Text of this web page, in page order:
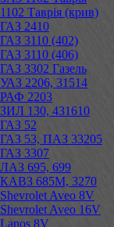
1102 Таврія (крив)
ГАЗ 2410
ГАЗ 3110 (402)
ГАЗ 3110 (406)
ГАЗ 3302 Газель
УАЗ 2206, 31514
РАФ 2203
ЗИЛ 130, 431610
ГАЗ 52
ГАЗ 53, ПАЗ 33205
ГАЗ 3307
ЛАЗ 695, 699
КАВЗ 685М, 3270
Shevrolet Aveo 8V
Shevrolet Aveo 16V
Lanos 8V